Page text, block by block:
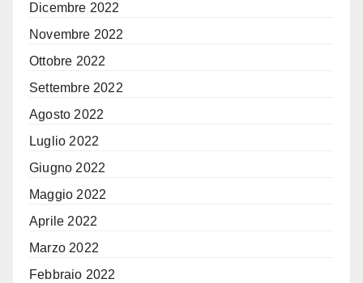
Dicembre 2022
Novembre 2022
Ottobre 2022
Settembre 2022
Agosto 2022
Luglio 2022
Giugno 2022
Maggio 2022
Aprile 2022
Marzo 2022
Febbraio 2022